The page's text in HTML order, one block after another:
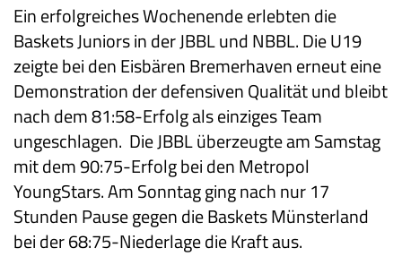
Ein erfolgreiches Wochenende erlebten die
Baskets Juniors in der JBBL und NBBL. Die U19
zeigte bei den Eisbären Bremerhaven erneut eine
Demonstration der defensiven Qualität und bleibt
nach dem 81:58-Erfolg als einziges Team
ungeschlagen. Die JBBL überzeugte am Samstag
mit dem 90:75-Erfolg bei den Metropol
YoungStars. Am Sonntag ging nach nur 17
Stunden Pause gegen die Baskets Münsterland
bei der 68:75-Niederlage die Kraft aus.